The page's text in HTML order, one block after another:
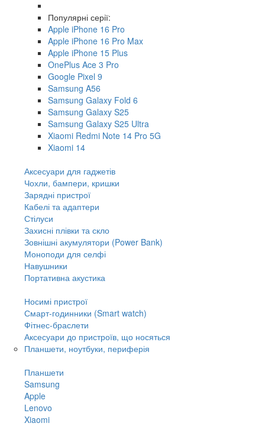
Популярні серії:
Apple iPhone 16 Pro
Apple iPhone 16 Pro Max
Apple iPhone 15 Plus
OnePlus Ace 3 Pro
Google Pixel 9
Samsung A56
Samsung Galaxy Fold 6
Samsung Galaxy S25
Samsung Galaxy S25 Ultra
Xiaomi Redmi Note 14 Pro 5G
Xiaomi 14
Аксесуари для гаджетів
Чохли, бампери, кришки
Зарядні пристрої
Кабелі та адаптери
Стілуси
Захисні плівки та скло
Зовнішні акумулятори (Power Bank)
Моноподи для селфі
Навушники
Портативна акустика
Носимі пристрої
Смарт-годинники (Smart watch)
Фітнес-браслети
Аксесуари до пристроїв, що носяться
Планшети, ноутбуки, периферія
Планшети
Samsung
Apple
Lenovo
Xiaomi